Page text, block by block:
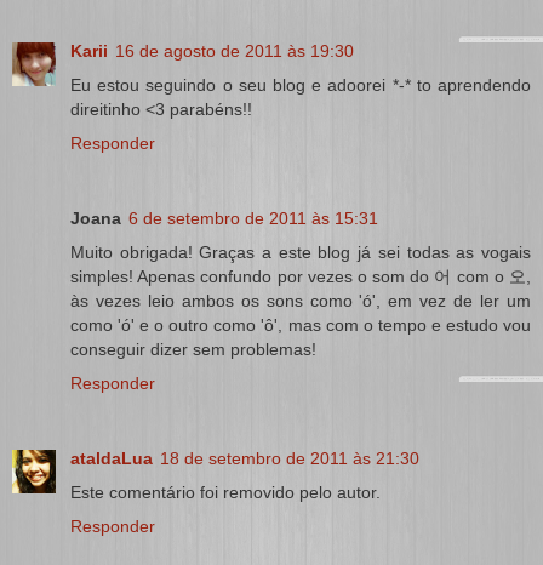
Karii 16 de agosto de 2011 às 19:30
Eu estou seguindo o seu blog e adoorei *-* to aprendendo
direitinho <3 parabéns!!
Responder
Joana 6 de setembro de 2011 às 15:31
Muito obrigada! Graças a este blog já sei todas as vogais
simples! Apenas confundo por vezes o som do 어 com o 오,
às vezes leio ambos os sons como 'ó', em vez de ler um
como 'ó' e o outro como 'ô', mas com o tempo e estudo vou
conseguir dizer sem problemas!
Responder
ataldaLua 18 de setembro de 2011 às 21:30
Este comentário foi removido pelo autor.
Responder